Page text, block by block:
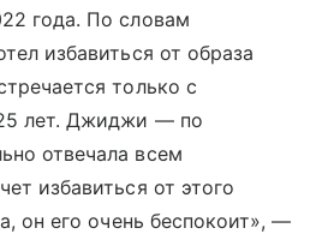
года. По словам
избавиться от образа
только с
лет. Джиджи — по
отвечала всем
избавиться от этого
он его очень беспокоит», —